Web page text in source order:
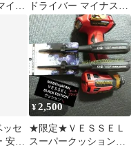
ナ
ドライバー マイナス
-5.5×75 B-330
ッセ
安全
¥2,500
★限定★ＶＥＳＳＥＬ
スーパークッションド